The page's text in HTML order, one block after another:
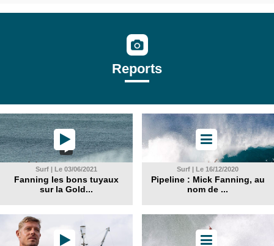
Reports
Surf | Le 03/06/2021
Fanning les bons tuyaux
sur la Gold...
Surf | Le 16/12/2020
Pipeline : Mick Fanning, au
nom de ...